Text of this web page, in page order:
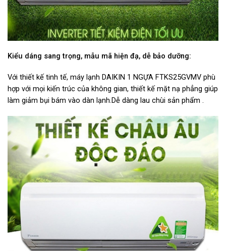
Kiểu dáng sang trọng, mẫu mã hiện đạ, dễ bảo dưỡng:
Với thiết kế tinh tế, máy lạnh DAIKIN 1 NGỰA FTKS25GVMV phù
hợp với mọi kiến trúc của không gian, thiết kế mặt nạ phẳng giúp
làm giảm bụi bám vào dàn lạnh.Dễ dàng lau chùi sản phẩm .